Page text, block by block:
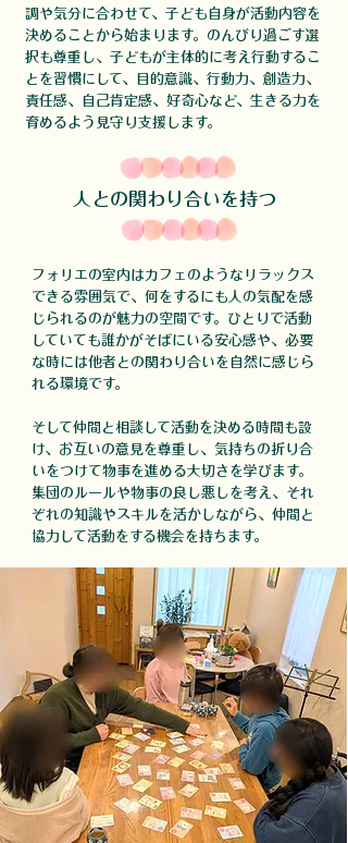
調や気分に合わせて、子ども自身が活動内容を
決めることから始まります。のんびり過ごす選
択も尊重し、子どもが主体的に考え行動するこ
とを習慣にして、​​目的意識、行動力、創造力、
責任感、自己肯定感、好奇心など、生きる力を
育めるよう見守り支援します。​
人との関わり合いを持つ
フォリエの室内はカフェのようなリラックス
できる雰囲気で、何をするにも人の気配を感
じられるのが魅力の空間です。ひとりで活動
していても誰かがそばにいる安心感や、必要
な時には他者との関わり合いを自然に感じら
れる環境です。
そして仲間と相談して活動を決める時間も設
け、お互いの意見を尊重し、気持ちの折り合
いをつけて物事を進める大切さを学びます。
集団のルールや物事の良し悪しを考え、それ
ぞれの知識やスキルを活かしながら、仲間と
協力して活動をする機会を持ちます。​